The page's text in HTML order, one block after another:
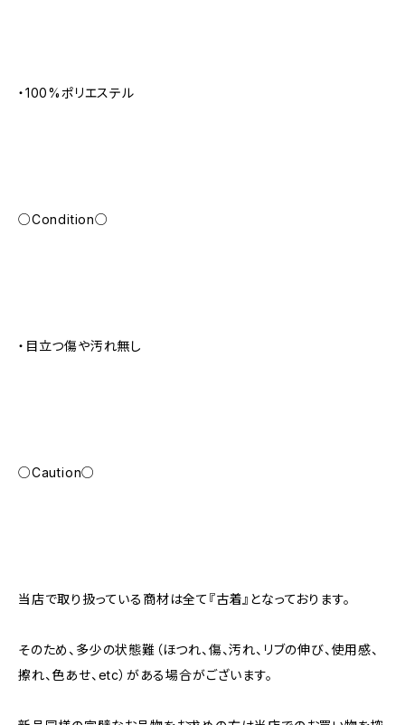
・100%ポリエステル
○Condition○
・目立つ傷や汚れ無し
○Caution○
当店で取り扱っている商材は全て『古着』となっております。
そのため、多少の状態難（ほつれ、傷、汚れ、リブの伸び、使用感、
擦れ、色あせ、etc）がある場合がございます。